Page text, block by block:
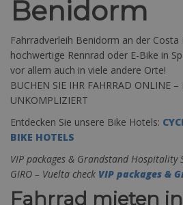
Benidorm
Fahrradverleih Benidorm an der Costa
hochwertige Rennrad oder E-Bike in
vor allem auch in viele andere Orte!
BUCHEN SIE IHR FAHRRAD ONLINE –
UNKOMPLIZIERT
Entdecken Sie unsere Bike Hotels:
BIKE HOTELS
VIP packages & Grandstand Hospitality
GIRO – Vuelta check VIP packages &
Fahrrad mieten